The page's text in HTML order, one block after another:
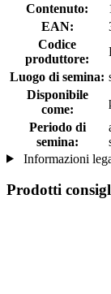
Contenuto:
EAN:
Codice
produttore:
Luogo di semina:
Disponibile
come:
Periodo di
semina:
Informazioni
Prodotti